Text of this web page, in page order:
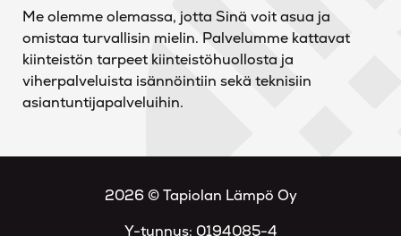
Me olemme olemassa, jotta Sinä voit asua ja
omistaa turvallisin mielin. Palvelumme kattavat
kiinteistön tarpeet kiinteistöhuollosta ja
viherpalveluista isännöintiin sekä teknisiin
asiantuntijapalveluihin.
2026 © Tapiolan Lämpö Oy
Y-tunnus: 0194085-4